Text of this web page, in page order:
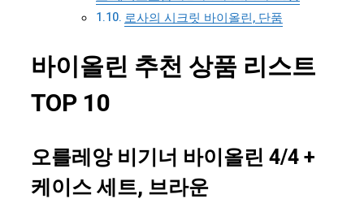
로사의 시크릿 바이올린, 단품
바이올린 추천 상품 리스트
TOP 10
오를레앙 비기너 바이올린 4/4 +
케이스 세트, 브라운